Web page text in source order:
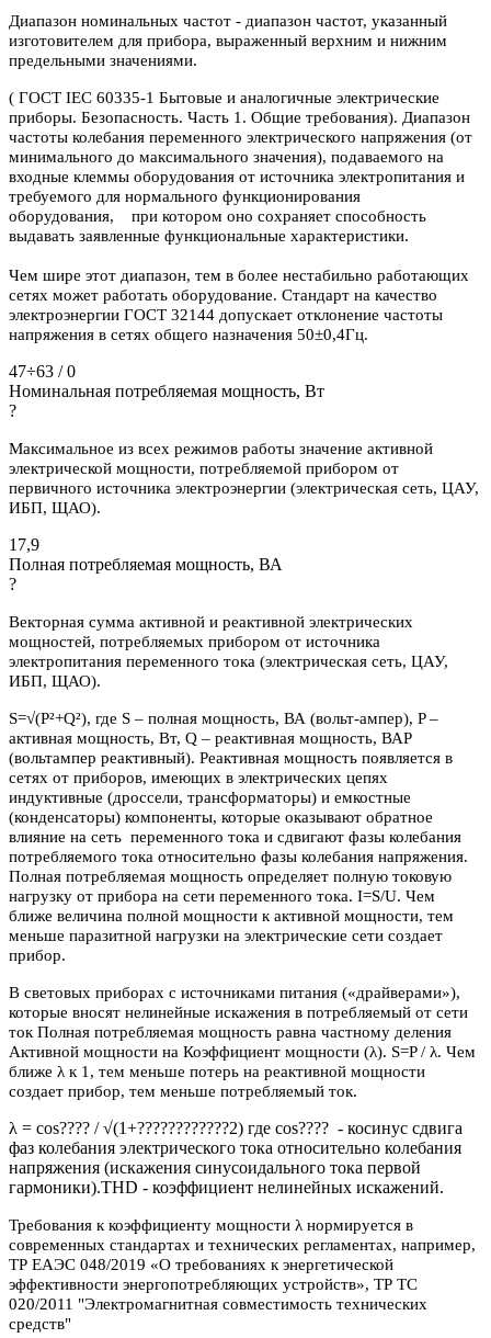
Диапазон номинальных частот - диапазон частот, указанный
изготовителем для прибора, выраженный верхним и нижним
предельными значениями.
( ГОСТ IEC 60335-1 Бытовые и аналогичные электрические
приборы. Безопасность. Часть 1. Общие требования). Диапазон
частоты колебания переменного электрического напряжения (от
минимального до максимального значения), подаваемого на
входные клеммы оборудования от источника электропитания и
требуемого для нормального функционирования
оборудования, при котором оно сохраняет способность
выдавать заявленные функциональные характеристики.
Чем шире этот диапазон, тем в более нестабильно работающих
сетях может работать оборудование. Стандарт на качество
электроэнергии ГОСТ 32144 допускает отклонение частоты
напряжения в сетях общего назначения 50±0,4Гц.
47÷63 / 0
Номинальная потребляемая мощность, Вт
?
Максимальное из всех режимов работы значение активной
электрической мощности, потребляемой прибором от
первичного источника электроэнергии (электрическая сеть, ЦАУ,
ИБП, ЩАО).
17,9
Полная потребляемая мощность, ВА
?
Векторная сумма активной и реактивной электрических
мощностей, потребляемых прибором от источника
электропитания переменного тока (электрическая сеть, ЦАУ,
ИБП, ЩАО).
S=√(P²+Q²), где S – полная мощность, ВА (вольт-ампер), P –
активная мощность, Вт, Q – реактивная мощность, ВАР
(вольтампер реактивный). Реактивная мощность появляется в
сетях от приборов, имеющих в электрических цепях
индуктивные (дроссели, трансформаторы) и емкостные
(конденсаторы) компоненты, которые оказывают обратное
влияние на сеть переменного тока и сдвигают фазы колебания
потребляемого тока относительно фазы колебания напряжения.
Полная потребляемая мощность определяет полную токовую
нагрузку от прибора на сети переменного тока. I=S/U. Чем
ближе величина полной мощности к активной мощности, тем
меньше паразитной нагрузки на электрические сети создает
прибор.
В световых приборах с источниками питания («драйверами»),
которые вносят нелинейные искажения в потребляемый от сети
ток Полная потребляемая мощность равна частному деления
Активной мощности на Коэффициент мощности (λ). S=P / λ. Чем
ближе λ к 1, тем меньше потерь на реактивной мощности
создает прибор, тем меньше потребляемый ток.
λ = cos???? / √(1+????????????2) где cos???? - косинус сдвига
фаз колебания электрического тока относительно колебания
напряжения (искажения синусоидального тока первой
гармоники).THD - коэффициент нелинейных искажений.
Требования к коэффициенту мощности λ нормируется в
современных стандартах и технических регламентах, например,
ТР ЕАЭС 048/2019 «О требованиях к энергетической
эффективности энергопотребляющих устройств», ТР ТС
020/2011 "Электромагнитная совместимость технических
средств"